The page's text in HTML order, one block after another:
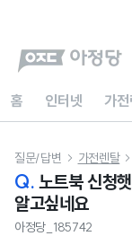
홈 인터넷 가
질문/답변  가전렌탈 
Q. 노트북 신청
알고싶네요
아정당_185742